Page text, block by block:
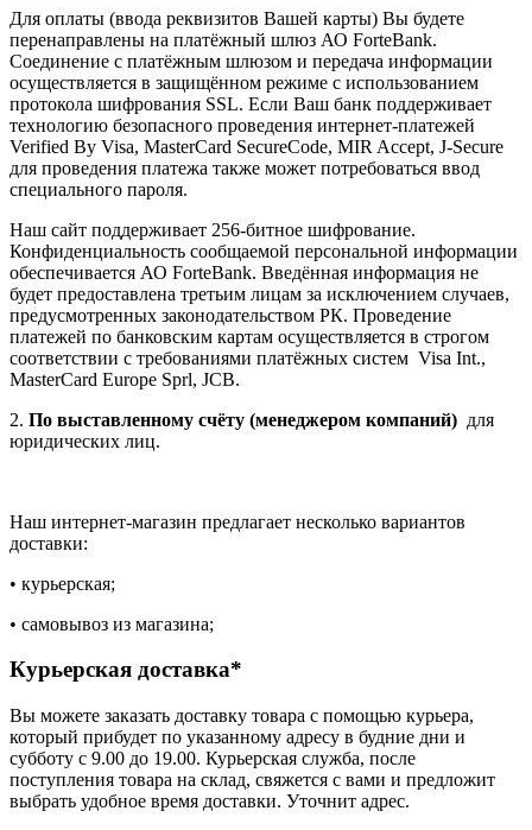
Для оплаты (ввода реквизитов Вашей карты) Вы будете
перенаправлены на платёжный шлюз АО ForteBank.
Соединение с платёжным шлюзом и передача информации
осуществляется в защищённом режиме с использованием
протокола шифрования SSL. Если Ваш банк поддерживает
технологию безопасного проведения интернет-платежей
Verified By Visa, MasterCard SecureCode, MIR Accept, J-Secure
для проведения платежа также может потребоваться ввод
специального пароля.
Наш сайт поддерживает 256-битное шифрование.
Конфиденциальность сообщаемой персональной информации
обеспечивается АО ForteBank. Введённая информация не
будет предоставлена третьим лицам за исключением случаев,
предусмотренных законодательством РК. Проведение
платежей по банковским картам осуществляется в строгом
соответствии с требованиями платёжных систем Visa Int.,
MasterCard Europe Sprl, JCB.
2. По выставленному счёту (менеджером компаний) для
юридических лиц.
Наш интернет-магазин предлагает несколько вариантов
доставки:
• курьерская;
• самовывоз из магазина;
Курьерская доставка*
Вы можете заказать доставку товара с помощью курьера,
который прибудет по указанному адресу в будние дни и
субботу с 9.00 до 19.00. Курьерская служба, после
поступления товара на склад, свяжется с вами и предложит
выбрать удобное время доставки. Уточнит адрес.